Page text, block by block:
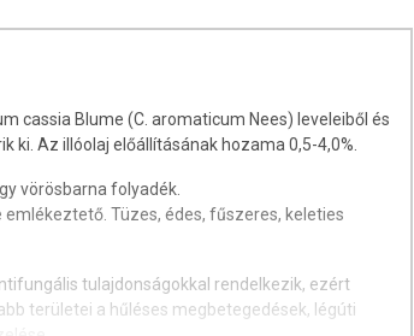
cassia Blume (C. aromaticum Nees) leveleiből és
ki. Az illóolaj előállításának hozama 0,5-4,0%.
vörösbarna folyadék.
emlékeztető. Tüzes, édes, fűszeres, keleties
tulajdonságokkal rendelkezik, ezért
területei a hűléses megbetegedések, légúti